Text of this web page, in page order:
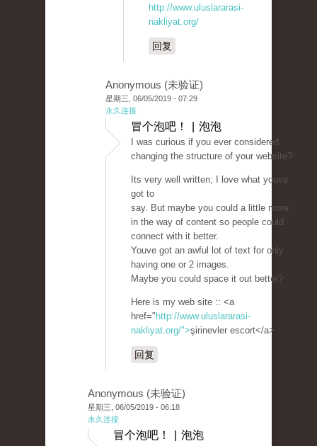
http://www.uluslararasi-
nakliyat.org/
回复
Anonymous (未验证)
星期三, 06/05/2019 - 07:29
永久连接
冒个泡吧！ | 泡泡
I was curious if you ever considered
changing the structure of your website?
Its very well written; I love what youve
got to
say. But maybe you could a little more
in the way of content so people could
connect with it better.
Youve got an awful lot of text for only
having one or 2 images.
Maybe you could space it out better?
Here is my web site :: <a
href=" http://www.uluslararasi-
nakliyat.org/">şirinevler escort</a>
回复
Anonymous (未验证)
星期三, 06/05/2019 - 06:18
永久连接
冒个泡吧！ | 泡泡